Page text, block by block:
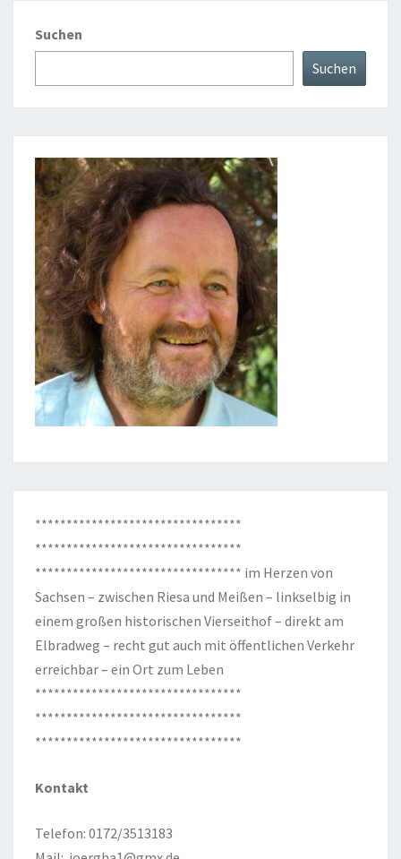
Suchen
Suchen
*********************************
*********************************
********************************* im Herzen von
Sachsen – zwischen Riesa und Meißen – linkselbig in
einem großen historischen Vierseithof – direkt am
Elbradweg – recht gut auch mit öffentlichen Verkehr
erreichbar – ein Ort zum Leben
*********************************
*********************************
*********************************
Kontakt
Telefon: 0172/3513183